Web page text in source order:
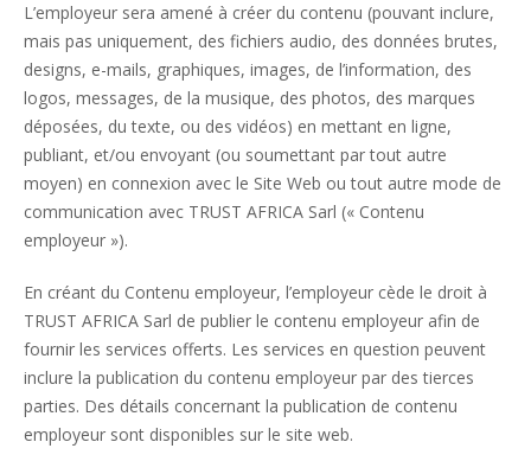
L’employeur sera amené à créer du contenu (pouvant inclure,
mais pas uniquement, des fichiers audio, des données brutes,
designs, e-mails, graphiques, images, de l’information, des
logos, messages, de la musique, des photos, des marques
déposées, du texte, ou des vidéos) en mettant en ligne,
publiant, et/ou envoyant (ou soumettant par tout autre
moyen) en connexion avec le Site Web ou tout autre mode de
communication avec TRUST AFRICA Sarl (« Contenu
employeur »).
En créant du Contenu employeur, l’employeur cède le droit à
TRUST AFRICA Sarl de publier le contenu employeur afin de
fournir les services offerts. Les services en question peuvent
inclure la publication du contenu employeur par des tierces
parties. Des détails concernant la publication de contenu
employeur sont disponibles sur le site web.